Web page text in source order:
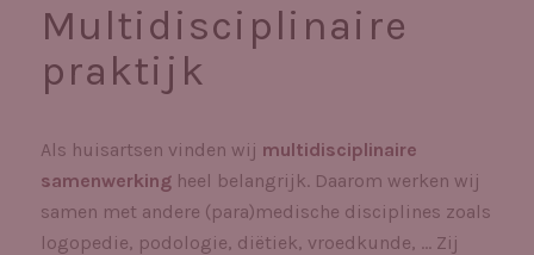
Multidisciplinaire
praktijk
Als huisartsen vinden wij multidisciplinaire
samenwerkingheel belangrijk. Daarom werken wij
samen met andere (para)medische disciplines zoals
logopedie, podologie, diëtiek, vroedkunde, … Zij